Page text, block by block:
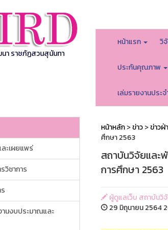
า ราชภัฏสวนสุนันทา
หน้าแรก วิ
ประกันคุณภาพ
เล่มรายงานประ
ะเผยแพร่
วิชาการ
นงบประมาณและ
หน้าหลัก>ข่าว>ข่าวฝ่
ศึกษา 2563
สถาบันวิจัยและ
การศึกษา 2563
ผู้ดูแลเว็บ สถาบันวิ
29 มิถุนายน 2564